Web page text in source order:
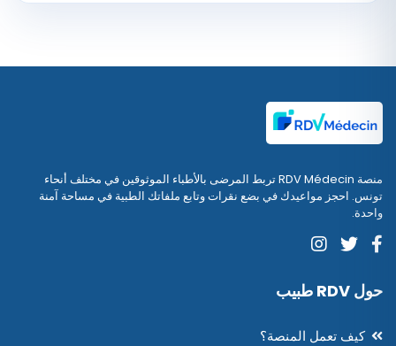
منصة RDV Médecin تربط المرضى بالأطباء الموثوقين في مختلف أنحاء
تونس. احجز مواعيدك في بضع نقرات وتابع ملفاتك الطبية في مساحة آمنة
واحدة.
حول RDV طبيب
كيف تعمل المنصة؟